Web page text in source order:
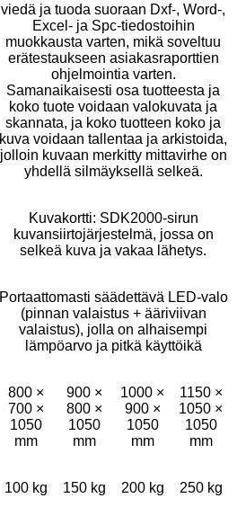
viedä ja tuoda suoraan Dxf-, Word-,
Excel- ja Spc-tiedostoihin
muokkausta varten, mikä soveltuu
erätestaukseen asiakasraporttien
ohjelmointia varten.
Samanaikaisesti osa tuotteesta ja
koko tuote voidaan valokuvata ja
skannata, ja koko tuotteen koko ja
kuva voidaan tallentaa ja arkistoida,
jolloin kuvaan merkitty mittavirhe on
yhdellä silmäyksellä selkeä.
Kuvakortti: SDK2000-sirun
kuvansiirtojärjestelmä, jossa on
selkeä kuva ja vakaa lähetys.
Portaattomasti säädettävä LED-valo
(pinnan valaistus + ääriviivan
valaistus), jolla on alhaisempi
lämpöarvo ja pitkä käyttöikä
800 ×
700 ×
1050
mm
900 ×
800 ×
1050
mm
1000 ×
900 ×
1050
mm
1150 ×
1050 ×
1050
mm
100 kg 150 kg 200 kg 250 kg